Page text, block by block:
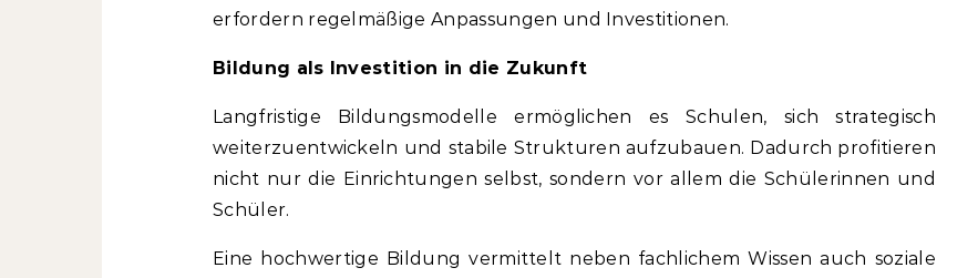
erfordern regelmäßige Anpassungen und Investitionen.
Bildung als Investition in die Zukunft
Langfristige Bildungsmodelle ermöglichen es Schulen, sich strategisch
weiterzuentwickeln und stabile Strukturen aufzubauen. Dadurch profitieren
nicht nur die Einrichtungen selbst, sondern vor allem die Schülerinnen und
Schüler.
Eine hochwertige Bildung vermittelt neben fachlichem Wissen auch soziale